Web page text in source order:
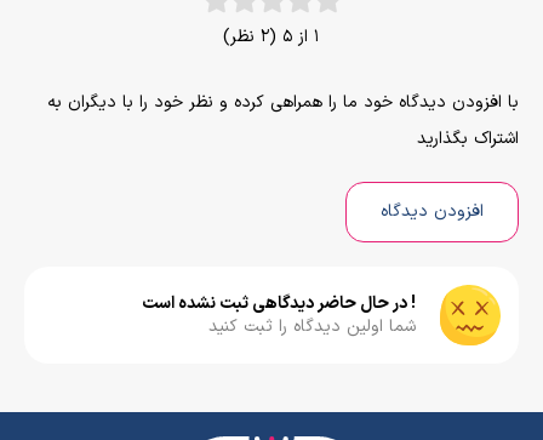
1 از 5 (2 نظر)
با افزودن دیدگاه خود ما را همراهی کرده و نظر خود را با دیگران به
اشتراک بگذارید
افزودن دیدگاه
! در حال حاضر دیدگاهی ثبت نشده است
شما اولین دیدگاه را ثبت کنید